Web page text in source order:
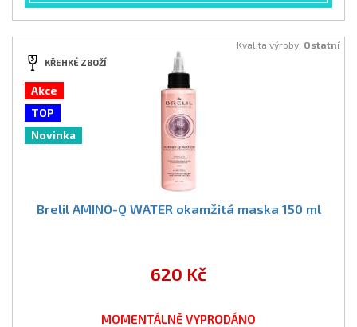
Kvalita výroby: Ostatní
KŘEHKÉ ZBOŽÍ
Akce
TOP
Novinka
Brelil AMINO-Q WATER okamžitá maska 150 ml
620 Kč
MOMENTÁLNĚ VYPRODÁNO